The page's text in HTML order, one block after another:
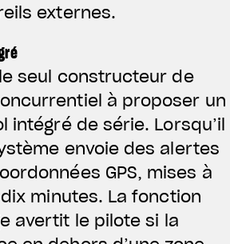
externes.
seul constructeur de
à proposer un
intégré de série. Lorsqu’il
envoie des alertes
GPS, mises à
minutes. La fonction
avertit le pilote si la